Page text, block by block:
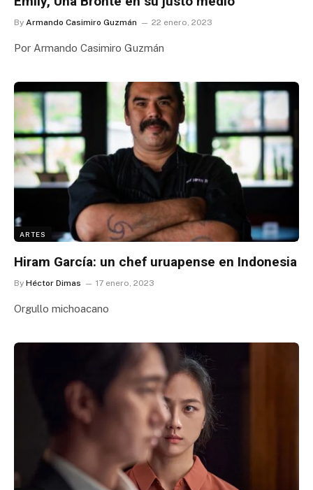
By Armando Casimiro Guzmán 22 enero, 2023
Por Armando Casimiro Guzmán
ARTES
Hiram García: un chef uruapense en Indonesia
By Héctor Dimas 17 enero, 2023
Orgullo michoacano